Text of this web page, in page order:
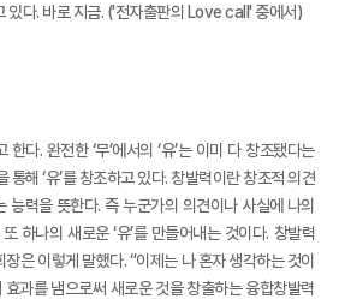
있다. 바로 지금. ('전자출판의 Love call' 중에서)
다. 완전한 ‘무’에서의 ‘유’는 이미 다 창조됐다는
통해 ‘유’를 창조하고 있다. 창발력이란 창조적 의견
능력을 뜻한다. 즉 누군가의 의견이나 사실에 나의
하나의 새로운 ‘유’를 만들어내는 것이다. 창발력
은 이렇게 말했다. “이제는 나 혼자 생각하는 것이
과를 냄으로써 새로운 것을 창출하는 융합창발력